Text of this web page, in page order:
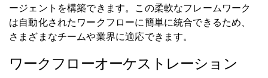
ージェントを構築できます。この柔軟なフレームワーク
は自動化されたワークフローに簡単に統合できるため、
さまざまなチームや業界に適応できます。
ワークフローオーケストレーション